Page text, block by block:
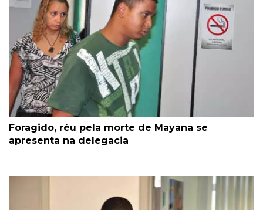
Foragido, réu pela morte de Mayana se
apresenta na delegacia